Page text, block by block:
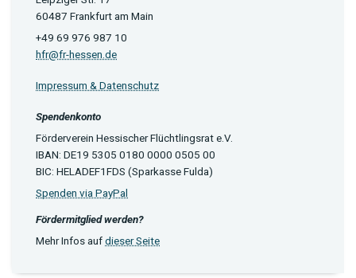
60487 Frankfurt am Main
+49 69 976 987 10
hfr@fr-hessen.de
Impressum & Datenschutz
Spendenkonto
Förderverein Hessischer Flüchtlingsrat e.V.
IBAN: DE19 5305 0180 0000 0505 00
BIC: HELADEF1FDS (Sparkasse Fulda)
Spenden via PayPal
Fördermitglied werden?
Mehr Infos aufdieser Seite